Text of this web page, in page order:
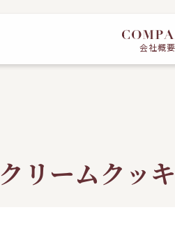
会社概要
リームクッ